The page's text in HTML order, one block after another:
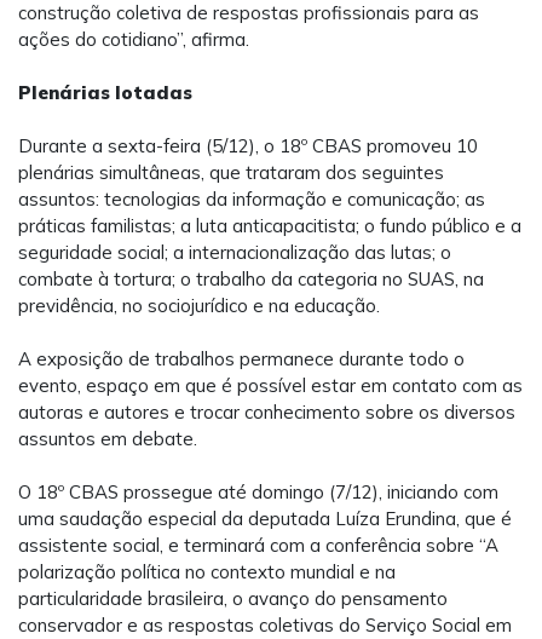
construção coletiva de respostas profissionais para as
ações do cotidiano”, afirma.
Plenárias lotadas
Durante a sexta-feira (5/12), o 18º CBAS promoveu 10
plenárias simultâneas, que trataram dos seguintes
assuntos: tecnologias da informação e comunicação; as
práticas familistas; a luta anticapacitista; o fundo público e a
seguridade social; a internacionalização das lutas; o
combate à tortura; o trabalho da categoria no SUAS, na
previdência, no sociojurídico e na educação.
A exposição de trabalhos permanece durante todo o
evento, espaço em que é possível estar em contato com as
autoras e autores e trocar conhecimento sobre os diversos
assuntos em debate.
O 18º CBAS prossegue até domingo (7/12), iniciando com
uma saudação especial da deputada Luíza Erundina, que é
assistente social, e terminará com a conferência sobre “A
polarização política no contexto mundial e na
particularidade brasileira, o avanço do pensamento
conservador e as respostas coletivas do Serviço Social em